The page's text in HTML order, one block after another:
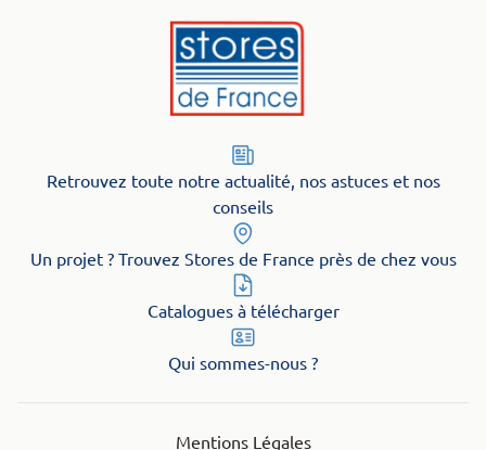
Retrouvez toute notre actualité, nos astuces et nos
conseils
Un projet ? Trouvez Stores de France près de chez vous
Catalogues à télécharger
Qui sommes-nous ?
Mentions Légales